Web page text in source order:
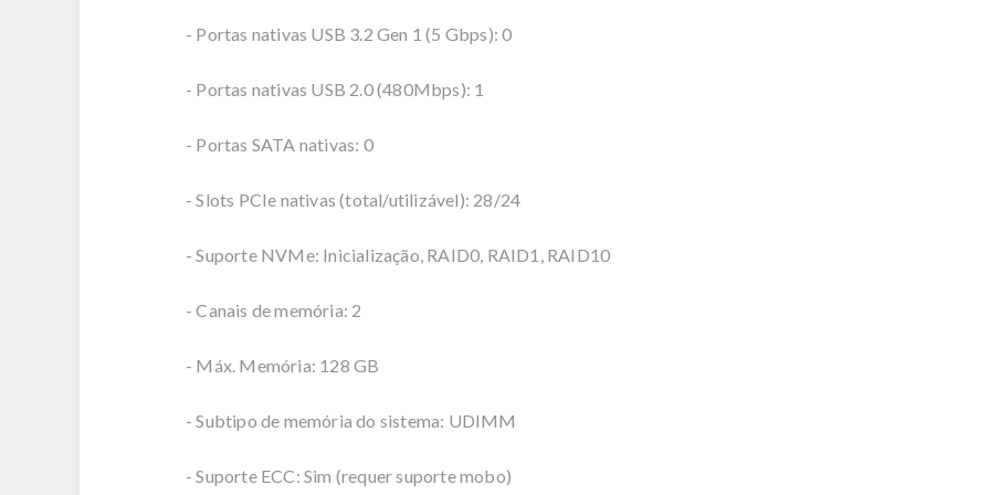
- Portas nativas USB 3.2 Gen 1 (5 Gbps): 0
- Portas nativas USB 2.0 (480Mbps): 1
- Portas SATA nativas: 0
- Slots PCIe nativas (total/utilizável): 28/24
- Suporte NVMe: Inicialização, RAID0, RAID1, RAID10
- Canais de memória: 2
- Máx. Memória: 128 GB
- Subtipo de memória do sistema: UDIMM
- Suporte ECC: Sim (requer suporte mobo)